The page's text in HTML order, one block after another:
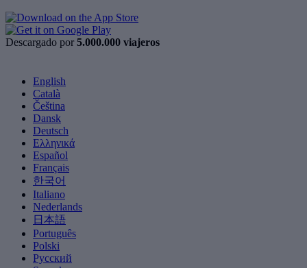
Descargado por 5.000.000 viajeros
English
Català
Čeština
Dansk
Deutsch
Ελληνικά
Español
Français
한국어
Italiano
Nederlands
日本語
Português
Polski
Русский